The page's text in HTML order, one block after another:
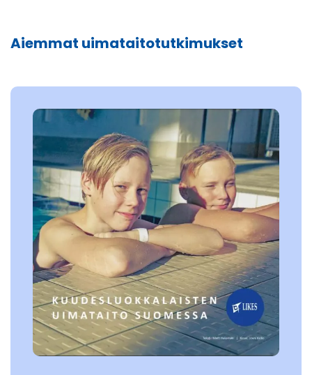
Aiemmat uimataitotutkimukset